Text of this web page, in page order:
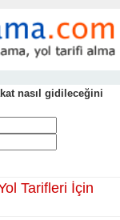
nasıl gidileceğini
Tarifleri İçin